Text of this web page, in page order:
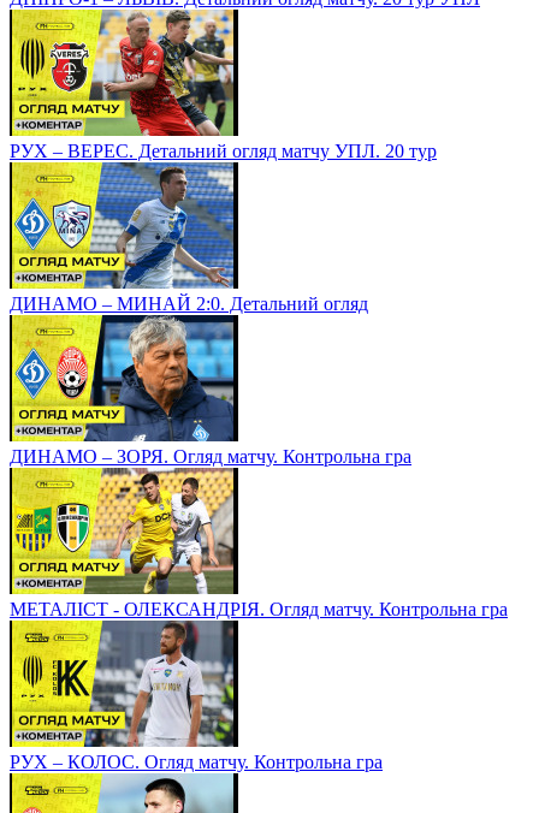
РУХ – ВЕРЕС. Детальний огляд матчу УПЛ. 20 тур
ДИНАМО – МИНАЙ 2:0. Детальний огляд
ДИНАМО – ЗОРЯ. Огляд матчу. Контрольна гра
МЕТАЛІСТ - ОЛЕКСАНДРІЯ. Огляд матчу. Контрольна гра
РУХ – КОЛОС. Огляд матчу. Контрольна гра